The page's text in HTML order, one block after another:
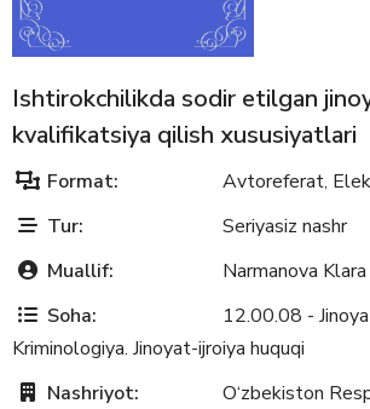
Ishtirokchilikda sodir etilgan
kvalifikatsiya qilish xususiyatlari
Format: Avtoreferat,
Tur:
Seriyasiz nashr
Muallif:
Narmanova
Soha:
12.00.08 -
Kriminologiya. Jinoyat-ijroiya huquqi
Nashriyot:
O‘zbekiston